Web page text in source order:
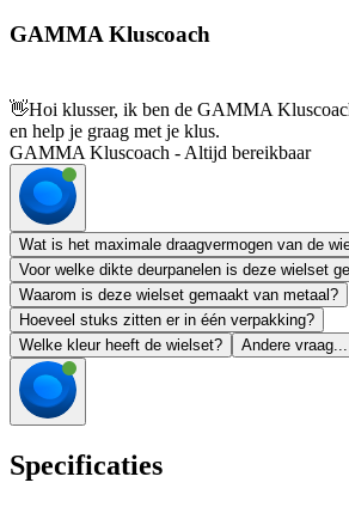
GAMMA Kluscoach
👋Hoi klusser, ik ben de GAMMA
en help je graag met je klus.
GAMMA Kluscoach - Altijd bereikbaar
Wat is het maximale draagvermogen van de
Voor welke dikte deurpanelen is deze wielset
Waarom is deze wielset gemaakt van metaal?
Hoeveel stuks zitten er in één verpakking?
Welke kleur heeft de wielset?
Andere vraag...
Specificaties